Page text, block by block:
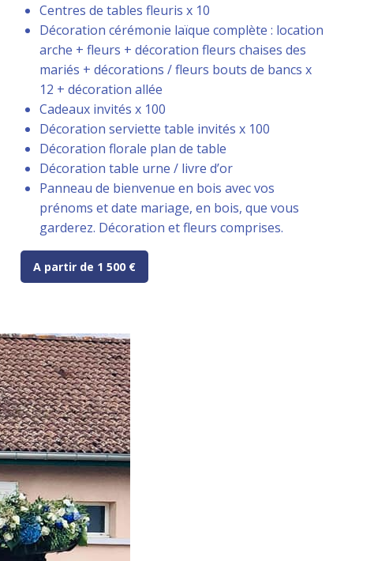
Centres de tables fleuris x 10
Décoration cérémonie laïque complète : location
arche + fleurs + décoration fleurs chaises des
mariés + décorations / fleurs bouts de bancs x
12 + décoration allée
Cadeaux invités x 100
Décoration serviette table invités x 100
Décoration florale plan de table
Décoration table urne / livre d’or
Panneau de bienvenue en bois avec vos
prénoms et date mariage, en bois, que vous
garderez. Décoration et fleurs comprises.
A partir de 1 500 €